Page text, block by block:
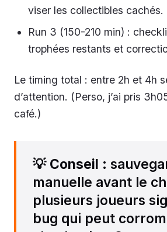
viser les collectibles cachés.
Run 3 (150-210 min) :
trophées restants et
Le timing total : entre 2h et 4h
d’attention. (Perso, j’ai pris
café.)
💡 Conseil :
manuelle avant le
plusieurs joueurs
bug qui peut